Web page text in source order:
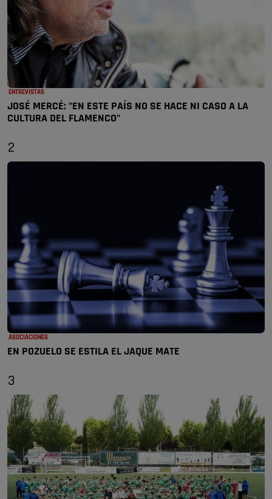
ENTREVISTAS
JOSÉ MERCÉ: "EN ESTE PAÍS NO SE HACE NI CASO A LA
CULTURA DEL FLAMENCO"
2
ASOCIACIONES
EN POZUELO SE ESTILA EL JAQUE MATE
3